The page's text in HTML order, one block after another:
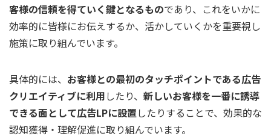
客様の信頼を得ていく鍵となるものであり、これをいかに
効率的に皆様にお伝えするか、活かしていくかを重要視し
施策に取り組んでいます。
具体的には、 お客様との最初のタッチポイントである広告
クリエイティブに利用したり、 新しいお客様を一番に誘導
できる面として広告LPに設置したりすることで、効果的な
認知獲得・理解促進に取り組んでいます。